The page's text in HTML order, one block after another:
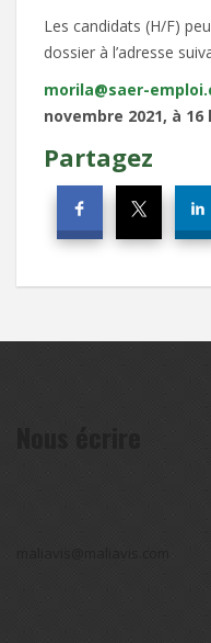
Les candidats (H/F)
dossier à l’adresse
morila@saer-
novembre 2021, à 16
Partagez